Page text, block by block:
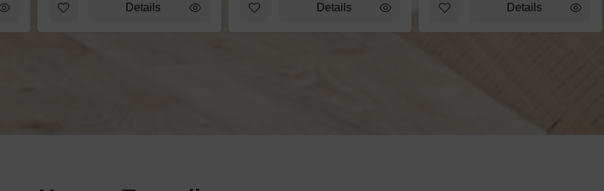
Schneidebrett Werk.Wood
Zum Merkzettel hinzufügen: Filzuntersetzer Bausatz, bunt
Details Zum Merkzettel hinzufügen: Gartendeko Geier "Kalli" rot / bunt
Details Zum Merkzettel hinzufügen:
Details